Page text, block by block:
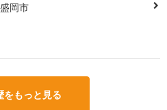
岡市
をもっと見る